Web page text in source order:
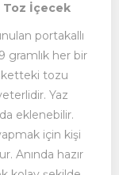
Toz İçecek
portakallı
gramlık her bir
tozu
Yaz
eklenebilir.
için kişi
Anında hazır